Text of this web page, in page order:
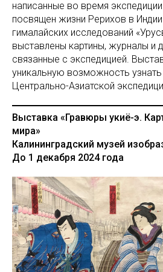
написанные во время
посвящен жизни Рерихов в Индии
гималайских исследований
выставлены картины, журналы и
связанные с экспедицией.
уникальную возможность узнать
Центрально-Азиатской
Выставка «Гравюры укиё-э.
мира»
Калининградский музей
До 1 декабря 2024 года